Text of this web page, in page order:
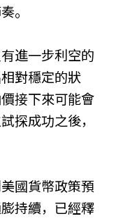
。
進一步利空的
對穩定的狀
接下來可能會
探成功之後，
國貨幣政策預
持續，已經釋